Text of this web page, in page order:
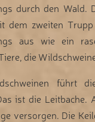
durch den Wald.
dem zweiten
aus wie ein
die
führt
ist die Leitbache.
versorgen. Die